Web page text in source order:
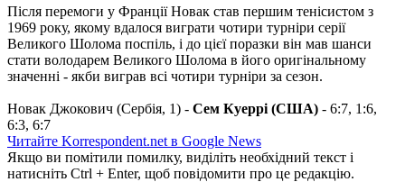
Після перемоги у Франції Новак став першим тенісистом з
1969 року, якому вдалося виграти чотири турніри серії
Великого Шолома поспіль, і до цієї поразки він мав шанси
стати володарем Великого Шолома в його оригінальному
значенні - якби виграв всі чотири турніри за сезон.
Новак Джокович (Сербія, 1) - Сем Куеррі (США) - 6:7, 1:6,
6:3, 6:7
Читайте Korrespondent.net в Google News
Якщо ви помітили помилку, виділіть необхідний текст і
натисніть Ctrl + Enter, щоб повідомити про це редакцію.